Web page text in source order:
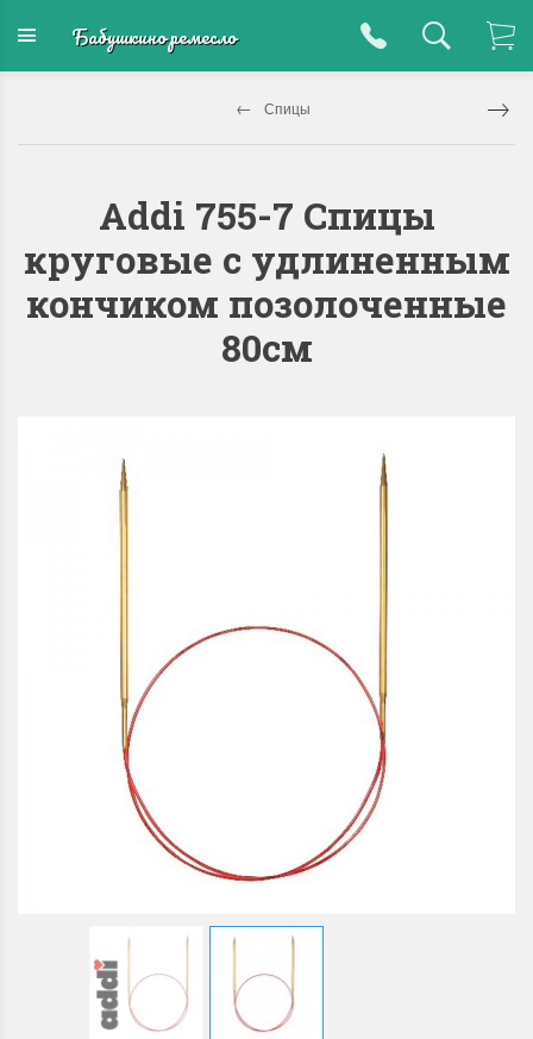
Бабушкино ремесло
Спицы
Addi 755-7 Спицы
круговые с удлиненным
кончиком позолоченные
80см